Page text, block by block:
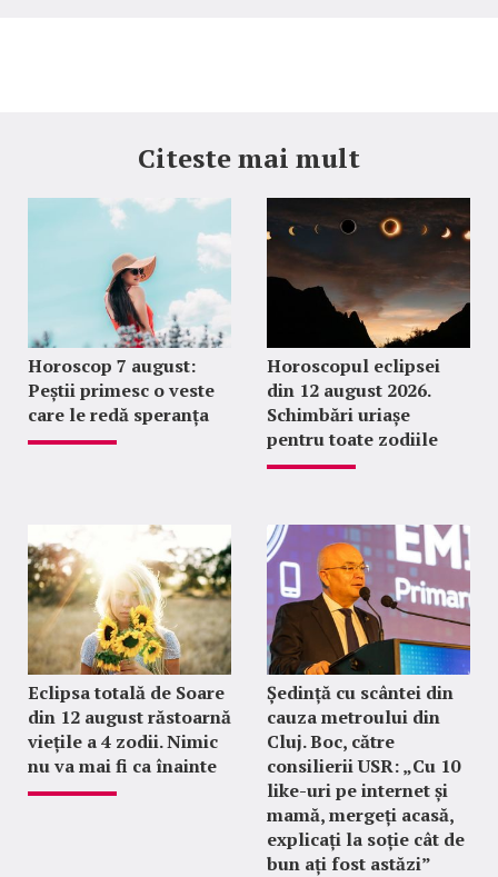
Citeste mai mult
Horoscop 7 august:
Peștii primesc o veste
care le redă speranța
Horoscopul eclipsei
din 12 august 2026.
Schimbări uriașe
pentru toate zodiile
Eclipsa totală de Soare
din 12 august răstoarnă
viețile a 4 zodii. Nimic
nu va mai fi ca înainte
Ședință cu scântei din
cauza metroului din
Cluj. Boc, către
consilierii USR: „Cu 10
like-uri pe internet și
mamă, mergeți acasă,
explicați la soție cât de
bun ați fost astăzi”